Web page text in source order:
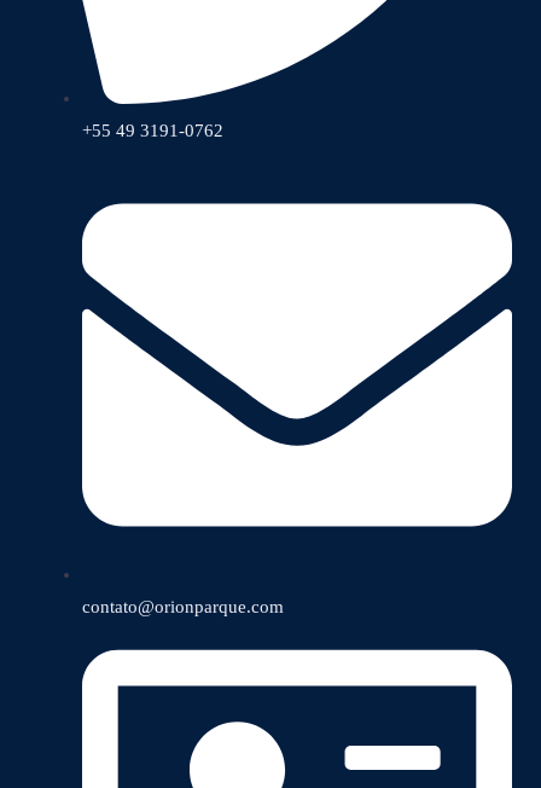
+55 49 3191-0762
contato@orionparque.com